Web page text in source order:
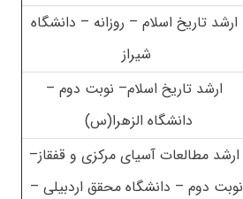
ارشد تاریخ اسلام – روزانه – دانشگاه
شیراز
ارشد تاریخ اسلام– نوبت دوم –
دانشگاه الزهرا(س)
ارشد مطالعات آسیای مرکزی و قفقاز–
نوبت دوم – دانشگاه محقق اردبیلی –